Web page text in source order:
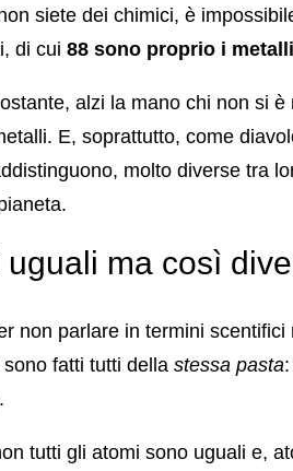
siete dei chimici, è
di cui 88 sono proprio i metalli
alzi la mano chi non si
E, soprattutto, come
molto diverse tra
uguali ma così
non parlare in termini
sono fatti tutti della stessa pasta
tutti gli atomi sono uguali e,